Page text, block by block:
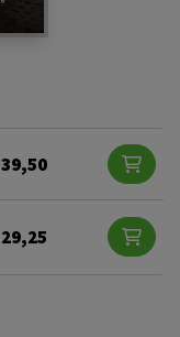
39,50
29,25